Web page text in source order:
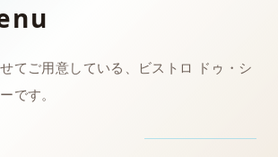
てご用意している、ビストロ ドゥ・シ
です。